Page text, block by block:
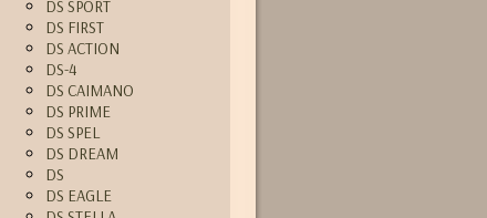
DS SPORT
DS FIRST
DS ACTION
DS-4
DS CAIMANO
DS PRIME
DS SPEL
DS DREAM
DS
DS EAGLE